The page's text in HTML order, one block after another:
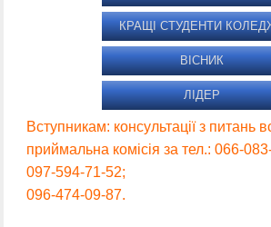
КРАЩІ СТУДЕНТИ
ВІСНИК
ЛІДЕР
Вступникам: консультації з питань
приймальна комісія за тел.: 066-
097-594-71-52;
096-474-09-87.